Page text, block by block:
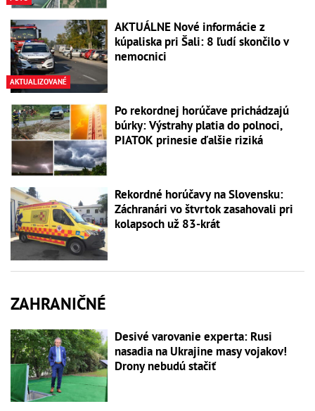
AKTUALIZOVANÉ
AKTUÁLNE Nové informácie z
kúpaliska pri Šali: 8 ľudí skončilo v
nemocnici
Po rekordnej horúčave prichádzajú
búrky: Výstrahy platia do polnoci,
PIATOK prinesie ďalšie riziká
Rekordné horúčavy na Slovensku:
Záchranári vo štvrtok zasahovali pri
kolapsoch už 83-krát
ZAHRANIČNÉ
Desivé varovanie experta: Rusi
nasadia na Ukrajine masy vojakov!
Drony nebudú stačiť